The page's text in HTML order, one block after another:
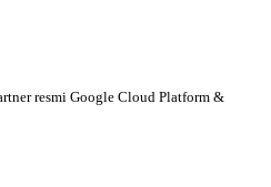
resmi Google Cloud Platform &